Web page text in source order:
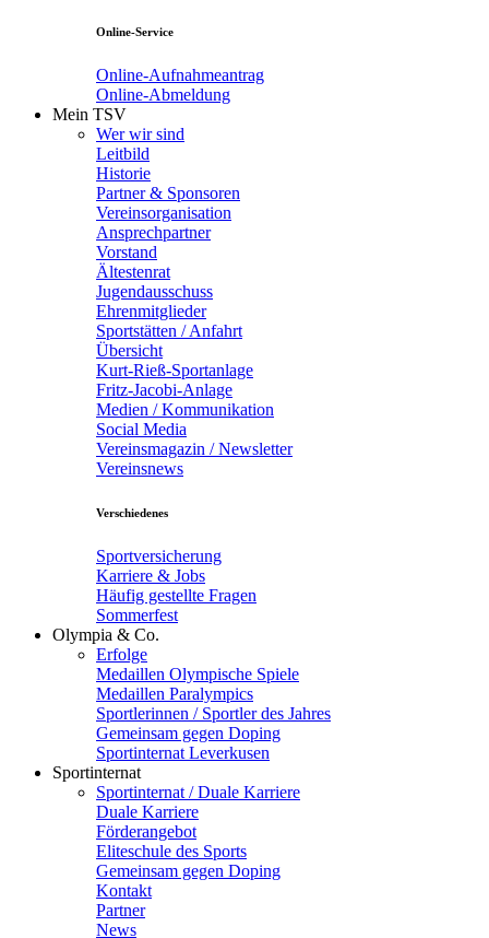
Online-Service
Online-Aufnahmeantrag
Online-Abmeldung
Mein TSV
Wer wir sind
Leitbild
Historie
Partner & Sponsoren
Vereinsorganisation
Ansprechpartner
Vorstand
Ältestenrat
Jugendausschuss
Ehrenmitglieder
Sportstätten / Anfahrt
Übersicht
Kurt-Rieß-Sportanlage
Fritz-Jacobi-Anlage
Medien / Kommunikation
Social Media
Vereinsmagazin / Newsletter
Vereinsnews
Verschiedenes
Sportversicherung
Karriere & Jobs
Häufig gestellte Fragen
Sommerfest
Olympia & Co.
Erfolge
Medaillen Olympische Spiele
Medaillen Paralympics
Sportlerinnen / Sportler des Jahres
Gemeinsam gegen Doping
Sportinternat Leverkusen
Sportinternat
Sportinternat / Duale Karriere
Duale Karriere
Förderangebot
Eliteschule des Sports
Gemeinsam gegen Doping
Kontakt
Partner
News